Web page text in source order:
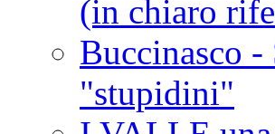
(in chiaro
Buccinasco
"stupidini"